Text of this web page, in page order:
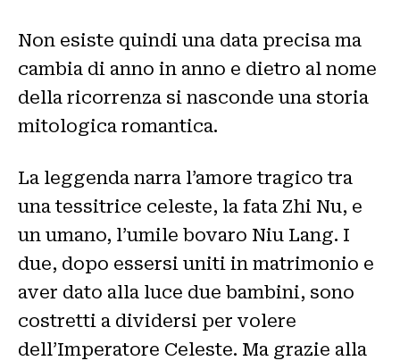
Non esiste quindi una data precisa ma
cambia di anno in anno e dietro al nome
della ricorrenza si nasconde una storia
mitologica romantica.
La leggenda narra l’amore tragico tra
una tessitrice celeste, la fata Zhi Nu, e
un umano, l’umile bovaro Niu Lang. I
due, dopo essersi uniti in matrimonio e
aver dato alla luce due bambini, sono
costretti a dividersi per volere
dell’Imperatore Celeste. Ma grazie alla